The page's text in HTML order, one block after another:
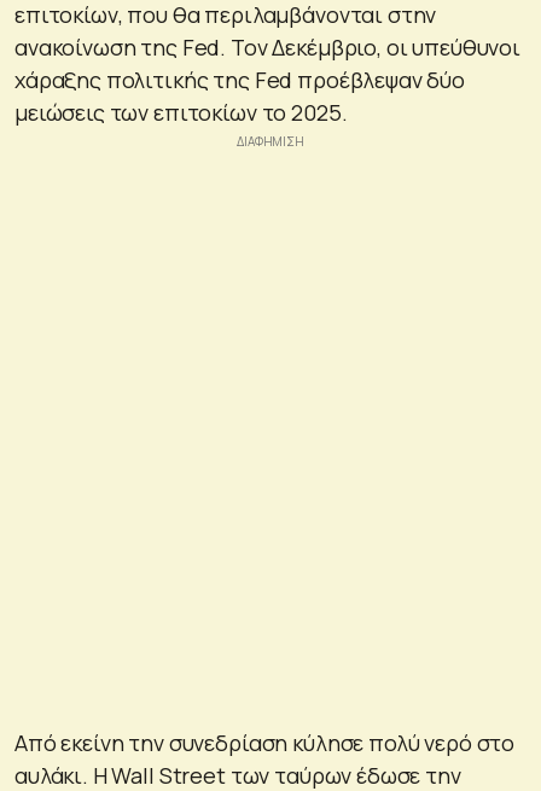
επιτοκίων, που θα περιλαμβάνονται στην
ανακοίνωση της Fed. Τον Δεκέμβριο, οι υπεύθυνοι
χάραξης πολιτικής της Fed προέβλεψαν δύο
μειώσεις των επιτοκίων το 2025.
Από εκείνη την συνεδρίαση κύλησε πολύ νερό στο
αυλάκι. Η Wall Street των ταύρων έδωσε την